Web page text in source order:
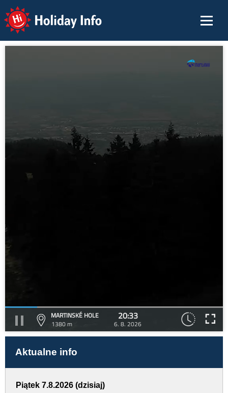
Holiday Info
MARTINSKÉ HOLE
1380 m
20:33
6. 8. 2026
Aktualne info
Piątek 7.8.2026 (dzisiaj)